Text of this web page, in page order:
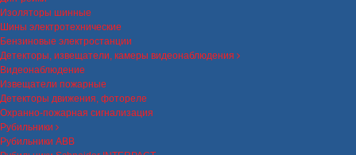
Изоляторы шинные
Шины электротехнические
Бензиновые электростанции
Детекторы, извещатели, камеры видеонаблюдения
Видеонаблюдение
Извещатели пожарные
Детекторы движения, фотореле
Охранно-пожарная сигнализация
Рубильники
Рубильники ABB